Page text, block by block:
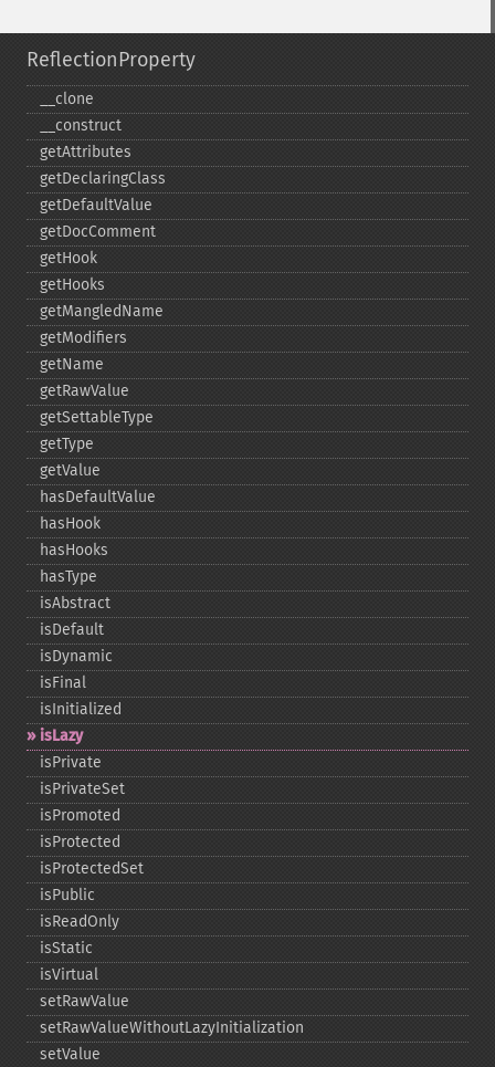
ReflectionProperty
_​_​clone
_​_​construct
getAttributes
getDeclaringClass
getDefaultValue
getDocComment
getHook
getHooks
getMangledName
getModifiers
getName
getRawValue
getSettableType
getType
getValue
hasDefaultValue
hasHook
hasHooks
hasType
isAbstract
isDefault
isDynamic
isFinal
isInitialized
isLazy
isPrivate
isPrivateSet
isPromoted
isProtected
isProtectedSet
isPublic
isReadOnly
isStatic
isVirtual
setRawValue
setRawValueWithoutLazyInitialization
setValue